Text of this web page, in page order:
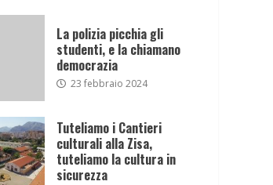
La polizia picchia gli
studenti, e la chiamano
democrazia
23 febbraio 2024
Tuteliamo i Cantieri
culturali alla Zisa,
tuteliamo la cultura in
sicurezza